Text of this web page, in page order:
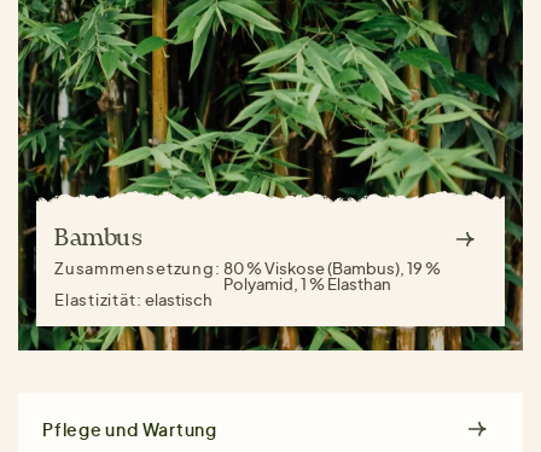
Bambus
Zusammensetzung:80 % Viskose (Bambus), 19 %
Polyamid, 1 % Elasthan
Elastizität:elastisch
Pflege und Wartung